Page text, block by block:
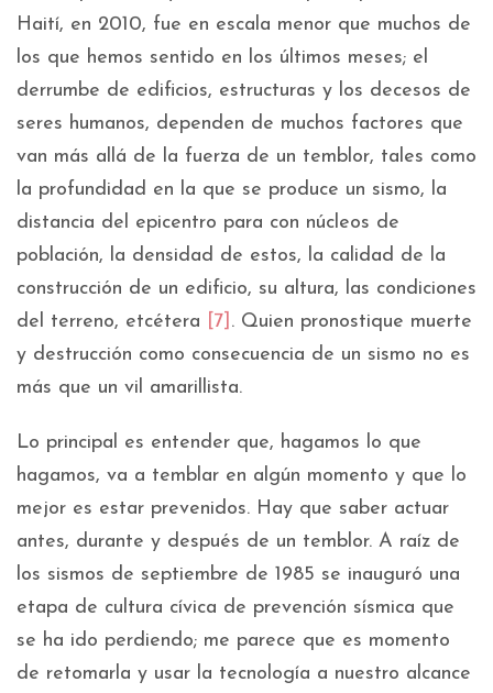
Haití, en 2010, fue en escala menor que muchos de
los que hemos sentido en los últimos meses; el
derrumbe de edificios, estructuras y los decesos de
seres humanos, dependen de muchos factores que
van más allá de la fuerza de un temblor, tales como
la profundidad en la que se produce un sismo, la
distancia del epicentro para con núcleos de
población, la densidad de estos, la calidad de la
construcción de un edificio, su altura, las condiciones
del terreno, etcétera
[7] . Quien pronostique muerte
y destrucción como consecuencia de un sismo no es
más que un vil amarillista.
Lo principal es entender que, hagamos lo que
hagamos, va a temblar en algún momento y que lo
mejor es estar prevenidos. Hay que saber actuar
antes, durante y después de un temblor. A raíz de
los sismos de septiembre de 1985 se inauguró una
etapa de cultura cívica de prevención sísmica que
se ha ido perdiendo; me parece que es momento
de retomarla y usar la tecnología a nuestro alcance